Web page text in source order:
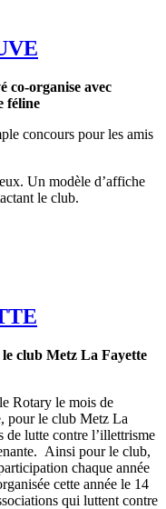
co-organise avec
féline
concours pour les amis
Un modèle d’affiche
le club.
club Metz La Fayette
Rotary le mois de
pour le club Metz La
de lutte contre l’illettrisme
Ainsi pour le club,
chaque année
cette année le 14
qui luttent contre